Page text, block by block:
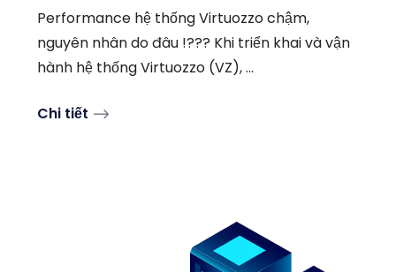
Performance hệ thống Virtuozzo chậm,
nguyên nhân do đâu !??? Khi triển khai và vận
hành hệ thống Virtuozzo (VZ), ...
Chi tiết